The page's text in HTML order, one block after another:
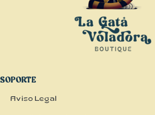
SOPORTE
Aviso Legal